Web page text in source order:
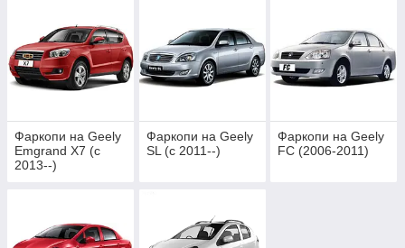
Фаркопи на Geely
Emgrand X7 (c
2013--)
Фаркопи на Geely
SL (c 2011--)
Фаркопи на Geely
FC (2006-2011)